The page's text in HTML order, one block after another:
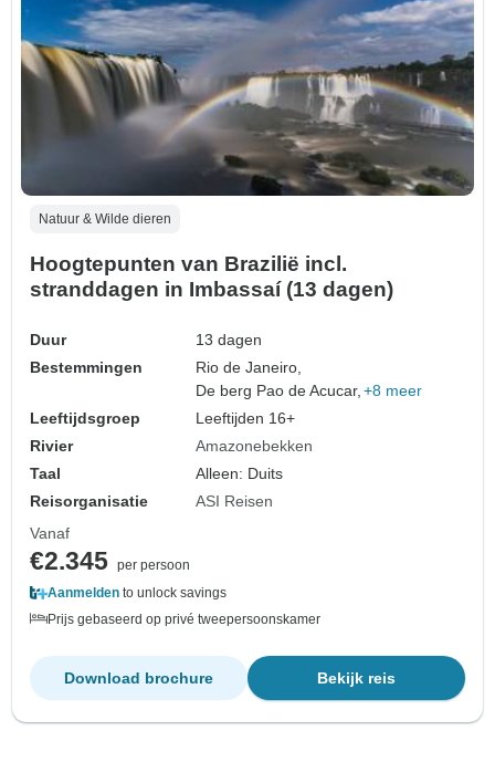
Natuur & Wilde dieren
Hoogtepunten van Brazilië incl.
stranddagen in Imbassaí (13 dagen)
Duur
13 dagen
Bestemmingen
Rio de Janeiro,
De berg Pao de Acucar, +8 meer
Leeftijdsgroep
Leeftijden 16+
Rivier
Amazonebekken
Taal
Alleen: Duits
Reisorganisatie
ASI Reisen
Vanaf
€2.345 per persoon
Aanmelden to unlock savings
Prijs gebaseerd op privé tweepersoonskamer
Bekijk reis
Download brochure